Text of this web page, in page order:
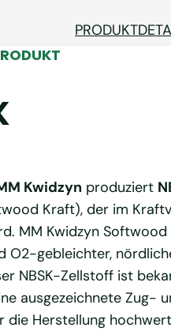
Kwidzyn produziert
Kraft), der im
MM Kwidzyn Softwood
O2-gebleichter,
NBSK-Zellstoff ist
ausgezeichnete Zug-
die Herstellung